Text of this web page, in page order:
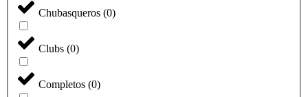
Chubasqueros (0)
Clubs (0)
Completos (0)